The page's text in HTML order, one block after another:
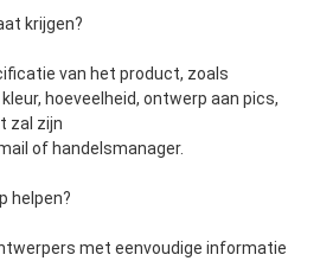
krijgen?
van het product, zoals
hoeveelheid, ontwerp aan pics,
zal zijn
of handelsmanager.
helpen?
met eenvoudige informatie